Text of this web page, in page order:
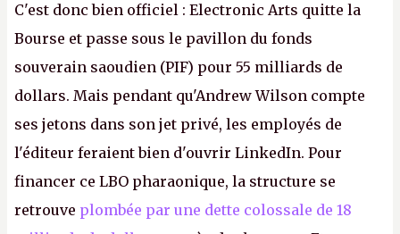
C'est donc bien officiel : Electronic Arts quitte la
Bourse et passe sous le pavillon du fonds
souverain saoudien (PIF) pour 55 milliards de
dollars. Mais pendant qu'Andrew Wilson compte
ses jetons dans son jet privé, les employés de
l'éditeur feraient bien d'ouvrir LinkedIn. Pour
financer ce LBO pharaonique, la structure se
retrouve plombée par une dette colossale de 18